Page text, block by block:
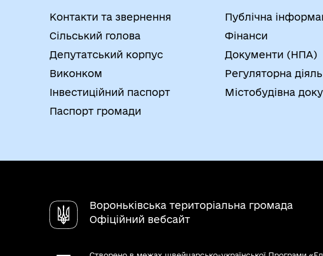
Контакти та звернення
Сільський голова
Депутатський корпус
Виконком
Інвестиційний паспорт
Паспорт громади
Публічна
Фінанси
Документи (НПА)
Регуляторна
Містобудівна
Вороньківська територіальна громада
Офіційний вебсайт